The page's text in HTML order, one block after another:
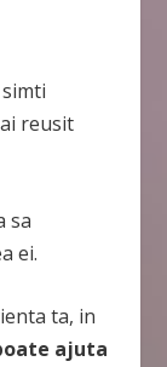
reusit
sa
ei.
ta, in
ajuta